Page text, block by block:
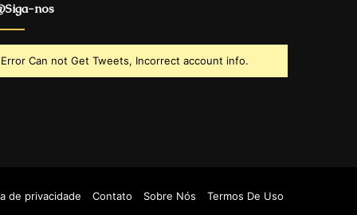
nos
Error Can not Get Tweets, Incorrect account info.
de privacidade Contato Sobre Nós Termos De Uso